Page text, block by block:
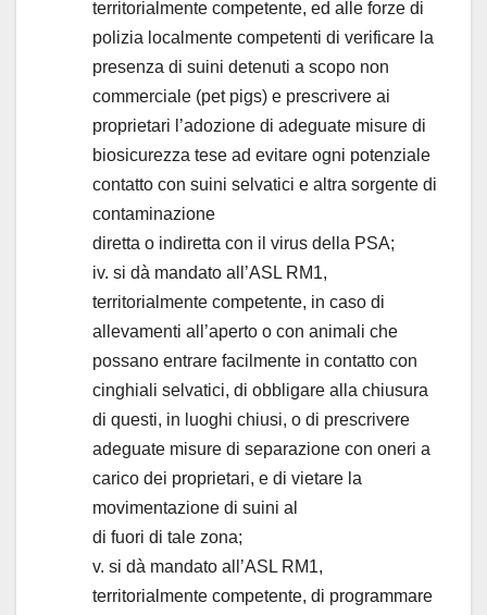
territorialmente competente, ed alle forze di
polizia localmente competenti di verificare la
presenza di suini detenuti a scopo non
commerciale (pet pigs) e prescrivere ai
proprietari l’adozione di adeguate misure di
biosicurezza tese ad evitare ogni potenziale
contatto con suini selvatici e altra sorgente di
contaminazione
diretta o indiretta con il virus della PSA;
iv. si dà mandato all’ASL RM1,
territorialmente competente, in caso di
allevamenti all’aperto o con animali che
possano entrare facilmente in contatto con
cinghiali selvatici, di obbligare alla chiusura
di questi, in luoghi chiusi, o di prescrivere
adeguate misure di separazione con oneri a
carico dei proprietari, e di vietare la
movimentazione di suini al
di fuori di tale zona;
v. si dà mandato all’ASL RM1,
territorialmente competente, di programmare